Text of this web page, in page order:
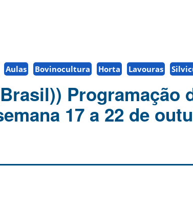
Aulas Bovinocultura Horta Lavouras
Programação
17 a 22 de